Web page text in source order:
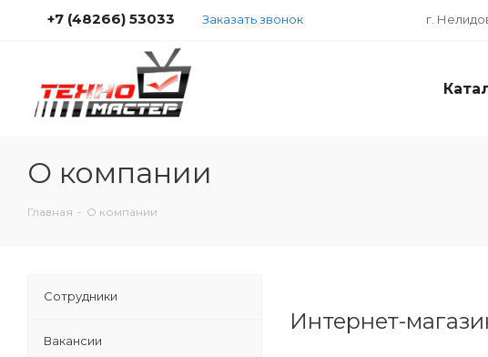
+7 (48266) 53033 Заказать звонок г.
О компании
Главная - О компании
Интернет-
Сотрудники
Вакансии